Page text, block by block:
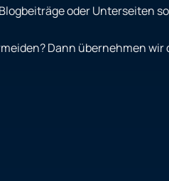
oder Unterseiten
Dann übernehmen